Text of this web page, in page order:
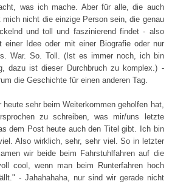
was ich mache. Aber für alle, die auch
nicht die einzige Person sein, die genau
und toll und faszinierend findet - also
einer Idee oder mit einer Biografie oder nur
War. So. Toll. (Ist es immer noch, ich bin
dazu ist dieser Durchbruch zu komplex.) -
die Geschichte für einen anderen Tag.
sehr beim Weiterkommen geholfen hat,
zu schreiben, was mir/uns letzte
dem Post heute auch den Titel gibt. Ich bin
Also wirklich, sehr, sehr viel. So in letzter
wir beide beim Fahrstuhlfahren auf die
cool, wenn man beim Runterfahren hoch
- Jahahahaha, nur sind wir gerade nicht